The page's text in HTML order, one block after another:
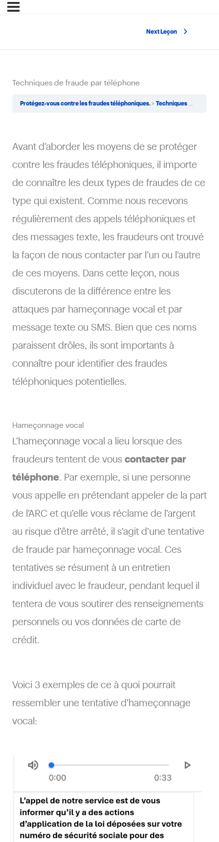
Next Leçon
Techniques de fraude par téléphone
Protégez-vous contre les fraudes téléphoniques. Techniques de fraude par téléphone
Avant d’aborder les moyens de se protéger
contre les fraudes téléphoniques, il importe
de connaître les deux types de fraudes de ce
type qui existent. Comme nous recevons
régulièrement des appels téléphoniques et
des messages texte, les fraudeurs ont trouvé
la façon de nous contacter par l’un ou l’autre
de ces moyens. Dans cette leçon, nous
discuterons de la différence entre les
attaques par hameçonnage vocal et par
message texte ou SMS. Bien que ces noms
paraissent drôles, ils sont importants à
connaître pour identifier des fraudes
téléphoniques potentielles.
Hameçonnage vocal
L’hameçonnage vocal a lieu lorsque des
fraudeurs tentent de vous contacter par
téléphone. ​Par exemple, si une personne
vous appelle en prétendant appeler de la part
de l’ARC et qu’elle vous réclame de l’argent
au risque d’être arrêté, il s’agit d’une tentative
de fraude par hameçonnage vocal. Ces
tentatives se résument à un entretien
individuel avec le fraudeur, pendant lequel il
tentera de vous soutirer des renseignements
personnels ou vos données de carte de
crédit.
Voici 3 exemples de ce à quoi pourrait
ressembler une tentative d’hameçonnage
vocal: